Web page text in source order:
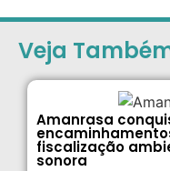
Veja
Amanrasa
fiscalização
sonora